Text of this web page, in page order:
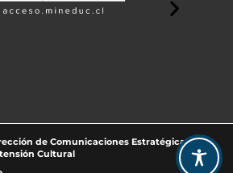
de Comunicaciones Estratégicas y
Cultural